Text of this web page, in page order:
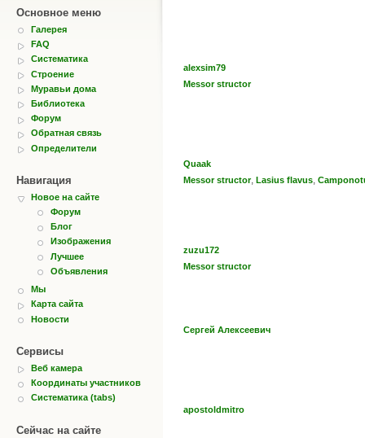
Основное меню
Галерея
FAQ
Систематика
Строение
Муравьи дома
Библиотека
Форум
Обратная связь
Определители
Навигация
Новое на сайте
Форум
Блог
Изображения
Лучшее
Объявления
Мы
Карта сайта
Новости
Сервисы
Веб камера
Координаты участников
Систематика (tabs)
Сейчас на сайте
alexsim79
Messor structor
Quaak
Messor structor, Lasius flavus,
zuzu172
Messor structor
Сергей Алексеевич
apostoldmitro